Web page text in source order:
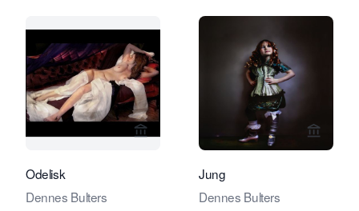
Verkaeuferseite von Travelling Art
Odelisk
Dennes Bulters
Jung
Dennes Bulters